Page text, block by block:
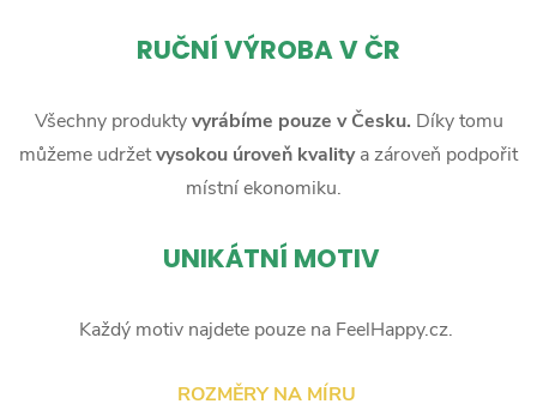
RUČNÍ VÝROBA V ČR
Všechny produktyvyrábíme pouze v Česku. Díky tomu
můžeme udržetvysokou úroveň kvalitya zároveň podpořit
místní ekonomiku.
UNIKÁTNÍ MOTIV
Každý motiv najdete pouze na FeelHappy.cz.
ROZMĚRY NA MÍRU